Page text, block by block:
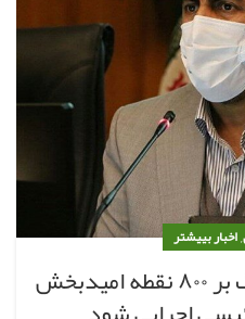
,اخبار بییشتر
سیطره شرکت‌های ‌بزرگ بر ۸۰۰ نقطه امیدبخش